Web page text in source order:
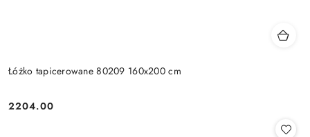
Łóżko tapicerowane 80209 160x200 cm
Cena:
2204.00